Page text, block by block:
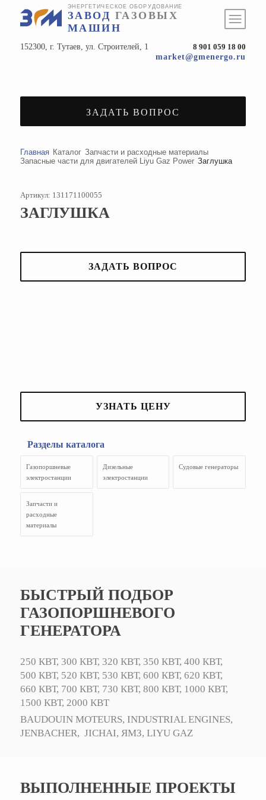
ЭНЕРГЕТИЧЕСКОЕ ОБОРУДОВАНИЕ
ЗАВОД ГАЗОВЫХ
МАШИН
152300, г. Тутаев, ул. Строителей, 1
8 901 059 18 00
market@gmenergo.ru
ЗАДАТЬ ВОПРОС
Главная Каталог Запчасти и расходные материалы
Запасные части для двигателей Liyu Gaz Power Заглушка
Артикул: 131171100055
ЗАГЛУШКА
ЗАДАТЬ ВОПРОС
УЗНАТЬ ЦЕНУ
Разделы каталога
Газопоршневые
электростанции
Дизельные
электростанции
Судовые генераторы
Запчасти и
расходные
материалы
БЫСТРЫЙ ПОДБОР
ГАЗОПОРШНЕВОГО
ГЕНЕРАТОРА
250 КВТ, 300 КВТ, 320 КВТ, 350 КВТ, 400 КВТ,
500 КВТ, 520 КВТ, 530 КВТ, 600 КВТ, 620 КВТ,
660 КВТ, 700 КВТ, 730 КВТ, 800 КВТ, 1000 КВТ,
1500 КВТ, 2000 КВТ
BAUDOUIN MOTEURS, INDUSTRIAL ENGINES,
JENBACHER, JICHAI, ЯМЗ, LIYU GAZ
ВЫПОЛНЕННЫЕ ПРОЕКТЫ